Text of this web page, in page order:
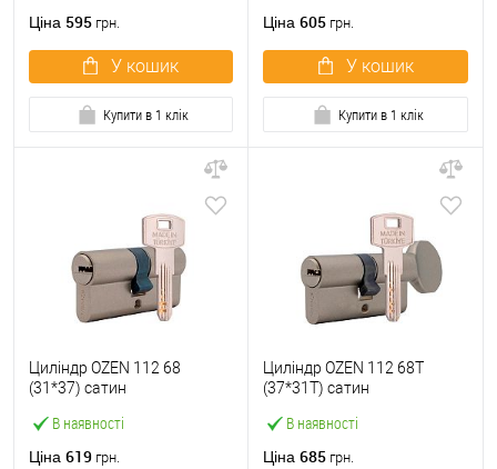
Ціна 595 грн.
У кошик
Купити в 1 клік
Ціна 605 грн.
У кошик
Купити в 1 клік
В наявності
Циліндр OZEN 112 68
(31*37) сатин
Ціна 619 грн.
В наявності
Циліндр OZEN 112 68T
(37*31T) сатин
Ціна 685 грн.